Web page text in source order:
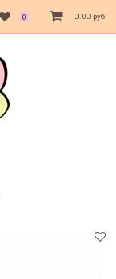
0 0.00 руб